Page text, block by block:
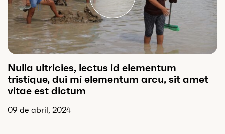
Nulla ultricies, lectus id elementum
tristique, dui mi elementum arcu, sit amet
vitae est dictum
09 de abril, 2024